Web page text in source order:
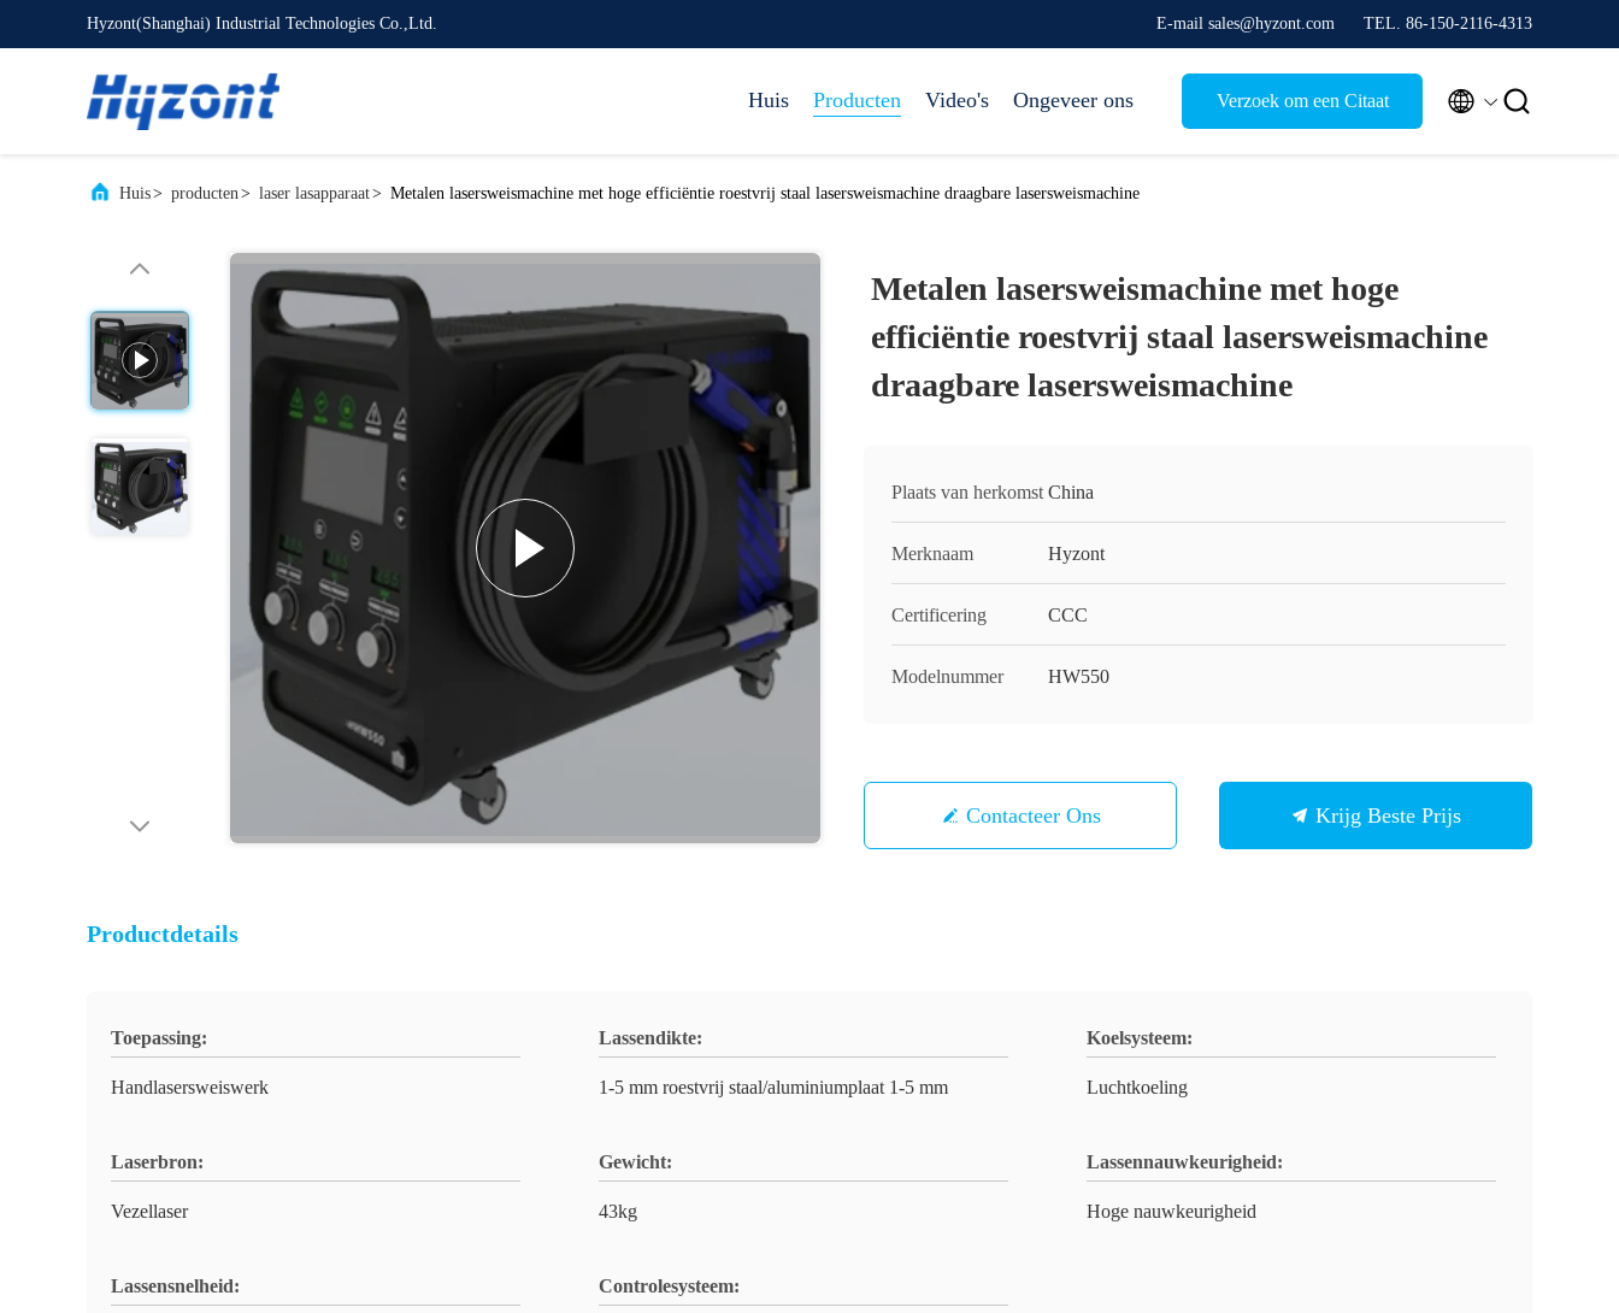
Hyzont(Shanghai) Industrial Technologies Co.,Ltd. E-mail sales@hyzont.com TEL. 86-150-2116-4313
Huis Producten Video's Ongeveer ons Verzoek om een Citaat  
Huis> producten> laser lasapparaat> Metalen lasersweismachine met hoge efficiëntie roestvrij staal lasersweismachine draagbare lasersweismachine
Metalen lasersweismachine met hoge
efficiëntie roestvrij staal lasersweismachine
draagbare lasersweismachine
Plaats van herkomst China
Merknaam Hyzont
Certificering CCC
Modelnummer HW550
Contacteer Ons Krijg Beste Prijs
Productdetails
Toepassing:
Handlasersweiswerk
Lassendikte:
1-5 mm roestvrij staal/aluminiumplaat 1-5 mm
Koelsysteem:
Luchtkoeling
Laserbron:
Vezellaser
Gewicht:
43kg
Lassennauwkeurigheid:
Hoge nauwkeurigheid
Lassensnelheid: Controlesysteem: